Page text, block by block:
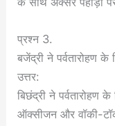
प्रश्न 3.
बजेंद्री ने पर्वतारोहण
उत्तर:
बिछंद्री ने पर्वतारोहण
ऑक्सीजन और वॉकी-